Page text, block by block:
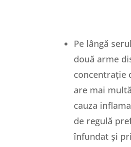
Pe lângă
două arme
concentrație
are mai
cauza
de regulă
înfundat și